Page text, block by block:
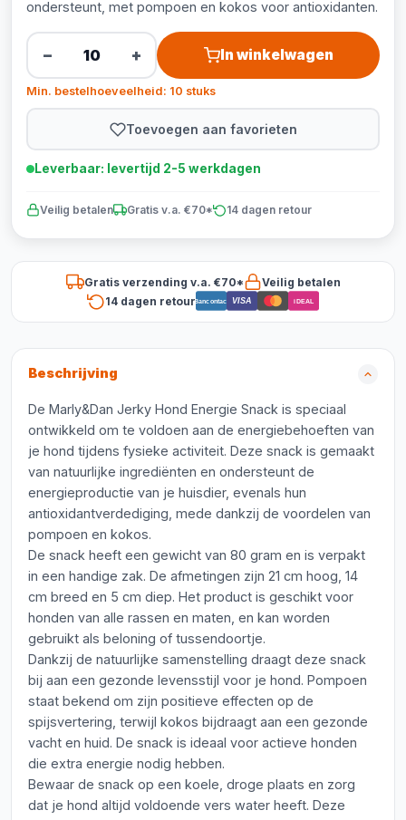
ondersteunt, met pompoen en kokos voor antioxidanten.
− + In winkelwagen
Min. bestelhoeveelheid: 10 stuks
Toevoegen aan favorieten
Leverbaar: levertijd 2-5 werkdagen
Veilig betalen Gratis v.a. €70* 14 dagen retour
Gratis verzending v.a. €70*
Veilig betalen
14 dagen retourBancontact VISA iDEAL
Beschrijving
De Marly&Dan Jerky Hond Energie Snack is speciaal
ontwikkeld om te voldoen aan de energiebehoeften van
je hond tijdens fysieke activiteit. Deze snack is gemaakt
van natuurlijke ingrediënten en ondersteunt de
energieproductie van je huisdier, evenals hun
antioxidantverdediging, mede dankzij de voordelen van
pompoen en kokos.
De snack heeft een gewicht van 80 gram en is verpakt
in een handige zak. De afmetingen zijn 21 cm hoog, 14
cm breed en 5 cm diep. Het product is geschikt voor
honden van alle rassen en maten, en kan worden
gebruikt als beloning of tussendoortje.
Dankzij de natuurlijke samenstelling draagt deze snack
bij aan een gezonde levensstijl voor je hond. Pompoen
staat bekend om zijn positieve effecten op de
spijsvertering, terwijl kokos bijdraagt aan een gezonde
vacht en huid. De snack is ideaal voor actieve honden
die extra energie nodig hebben.
Bewaar de snack op een koele, droge plaats en zorg
dat je hond altijd voldoende vers water heeft. Deze